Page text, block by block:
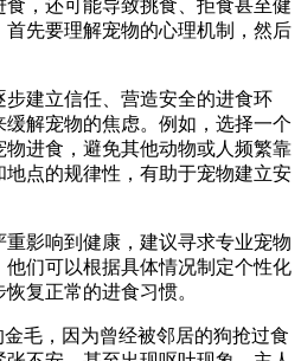
，还可能导致挑食、拒食甚至健
先要理解宠物的心理机制，然后
建立信任、营造安全的进食环
解宠物的焦虑。例如，选择一个
进食，避免其他动物或人频繁靠
点的规律性，有助于宠物建立安
影响到健康，建议寻求专业宠物
们可以根据具体情况制定个性化
复正常的进食习惯。
毛，因为曾经被邻居的狗抢过食